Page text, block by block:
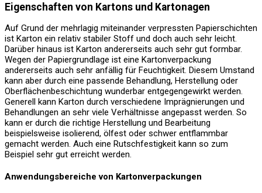
Eigenschaften von Kartons und Kartonagen
Auf Grund der mehrlagig miteinander verpressten Papierschichten
ist Karton ein relativ stabiler Stoff und doch auch sehr leicht.
Darüber hinaus ist Karton andererseits auch sehr gut formbar.
Wegen der Papiergrundlage ist eine Kartonverpackung
andererseits auch sehr anfällig für Feuchtigkeit. Diesem Umstand
kann aber durch eine passende Behandlung, Herstellung oder
Oberflächenbeschichtung wunderbar entgegengewirkt werden.
Generell kann Karton durch verschiedene Imprägnierungen und
Behandlungen an sehr viele Verhältnisse angepasst werden. So
kann er durch die richtige Herstellung und Bearbeitung
beispielsweise isolierend, ölfest oder schwer entflammbar
gemacht werden. Auch eine Rutschfestigkeit kann so zum
Beispiel sehr gut erreicht werden.
Anwendungsbereiche von Kartonverpackungen